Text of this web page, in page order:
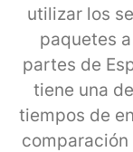
utilizar los
paquetes
partes de
tiene una
tiempos de
comparación